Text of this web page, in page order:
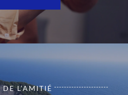
DE L’AMITIÉ